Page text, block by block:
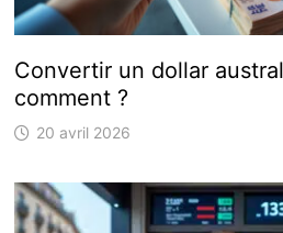
Convertir un dollar
comment ?
20 avril 2026